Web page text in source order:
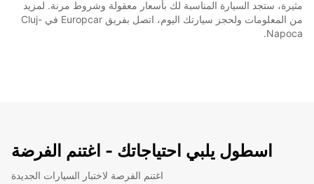
مثيرة، ستجد السيارة المناسبة لك بأسعار معقولة وشروط مرنة. لمزيد
من المعلومات ولحجز سيارتك اليوم، اتصل بفريق Europcar في Cluj-
Napoca.
اسطول يلبي احتياجاتك - اغتنم الفرضة
اغتنم الفرصة لاختبار السيارات الجديدة